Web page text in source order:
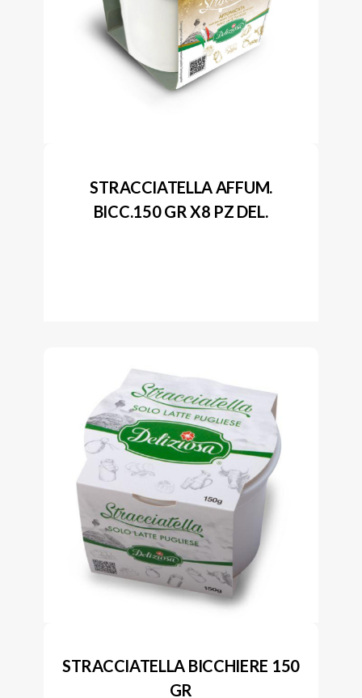
STRACCIATELLA AFFUM.
BICC.150 GR X8 PZ DEL.
STRACCIATELLA BICCHIERE 150
GR